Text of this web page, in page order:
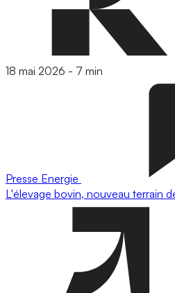
18 mai 2026 - 7 min
Presse Energie
L'élevage bovin, nouveau terrain